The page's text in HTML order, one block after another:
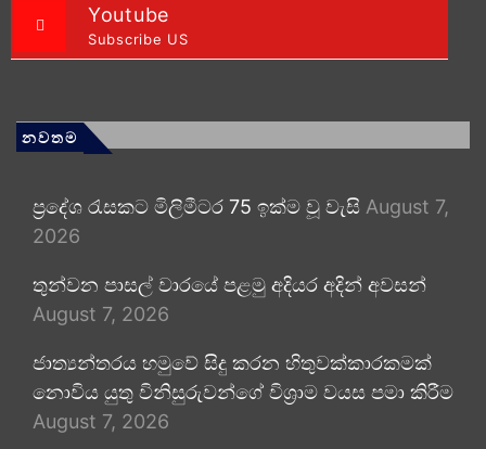
Youtube
Subscribe US
නවතම
ප්‍රදේශ රැසකට මිලිමීටර 75 ඉක්ම වූ වැසි August 7,
2026
තුන්වන පාසල් වාරයේ පළමු අදියර අදින් අවසන්
August 7, 2026
ජාත්‍යන්තරය හමුවේ සිදු කරන හිතුවක්කාරකමක්
නොවිය යුතු විනිසුරුවන්ගේ විශ්‍රාම වයස පමා කිරීම
August 7, 2026